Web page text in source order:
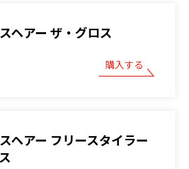
ヘアー ザ・グロス
購入する
ヘアー フリースタイラー